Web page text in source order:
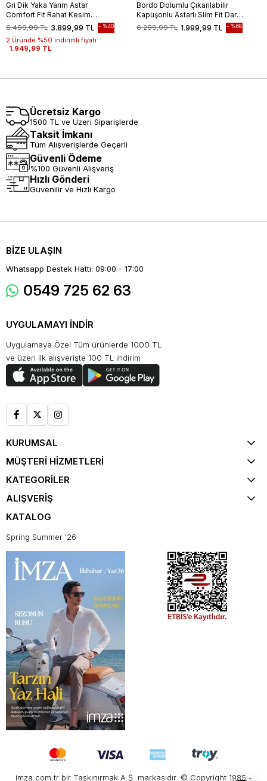
Gri Dik Yaka Yarım Astar
Comfort Fit Rahat Kesim
Casual Mont 1007240150
3.899,99 TL
6.499,99 TL %40
2.Üründe %50 indirimli fiyatı:
1.949,99 TL
Bordo Dolumlu Çıkarılabilir
Kapüşonlu Astarlı Slim Fit Dar
Kesim Casual Mont
1007245151
1.999,99 TL
6.299,99 TL %68
Ücretsiz Kargo
1500 TL ve Üzeri Siparişlerde
Taksit İmkanı
Tüm Alışverişlerde Geçerli
Güvenli Ödeme
%100 Güvenli Alışveriş
Hızlı Gönderi
Güvenilir ve Hızlı Kargo
BİZE ULAŞIN
Whatsapp Destek Hattı: 09:00 - 17:00
0549 725 62 63
UYGULAMAYI İNDİR
Uygulamaya Özel Tüm ürünlerde 1000 TL
ve üzeri ilk alışverişte 100 TL indirim
KURUMSAL
MÜŞTERİ HİZMETLERİ
KATEGORİLER
ALIŞVERİŞ
KATALOG
Spring Summer '26
imza.com.tr bir Taşkınırmak A.Ş. markasıdır. © Copyright 1985 -